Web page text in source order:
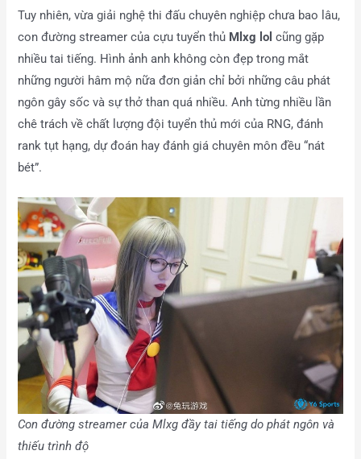
Tuy nhiên, vừa giải nghệ thi đấu chuyên nghiệp chưa bao lâu,
con đường streamer của cựu tuyển thủ Mlxg lolcũng gặp
nhiều tai tiếng. Hình ảnh anh không còn đẹp trong mắt
những người hâm mộ nữa đơn giản chỉ bởi những câu phát
ngôn gây sốc và sự thở than quá nhiều. Anh từng nhiều lần
chê trách về chất lượng đội tuyển thủ mới của RNG, đánh
rank tụt hạng, dự đoán hay đánh giá chuyên môn đều “nát
bét”.
Con đường streamer của Mlxg đầy tai tiếng do phát ngôn và
thiếu trình độ